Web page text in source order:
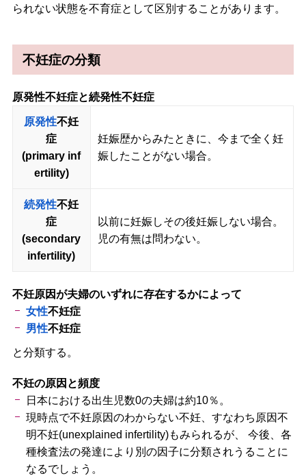
られない状態を不育症として区別することがあります。
不妊症の分類
原発性不妊症と続発性不妊症
原発性不妊
症
(primary inf
ertility)
妊娠歴からみたときに、今まで全く妊
娠したことがない場合。
続発性不妊
症
(secondary
infertility)
以前に妊娠しその後妊娠しない場合。
児の有無は問わない。
不妊原因が夫婦のいずれに存在するかによって
女性不妊症
男性不妊症
と分類する。
不妊の原因と頻度
日本における出生児数0の夫婦は約10％。
現時点で不妊原因のわからない不妊、すなわち原因不
明不妊(unexplained infertility)もみられるが、 今後、各
種検査法の発達により別の因子に分類されうることに
なるでしょう。